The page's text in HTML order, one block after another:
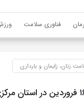
فناوری سلامت
زنان، زایمان و بارداری